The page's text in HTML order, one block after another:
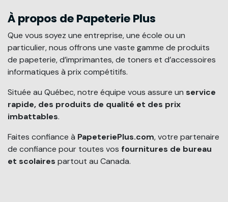
À propos de Papeterie Plus
Que vous soyez une entreprise, une école ou un
particulier, nous offrons une vaste gamme de produits
de papeterie, d’imprimantes, de toners et d’accessoires
informatiques à prix compétitifs.
Située au Québec, notre équipe vous assure un service
rapide, des produits de qualité et des prix
imbattables.
Faites confiance à PapeteriePlus.com, votre partenaire
de confiance pour toutes vos fournitures de bureau
et scolaires partout au Canada.